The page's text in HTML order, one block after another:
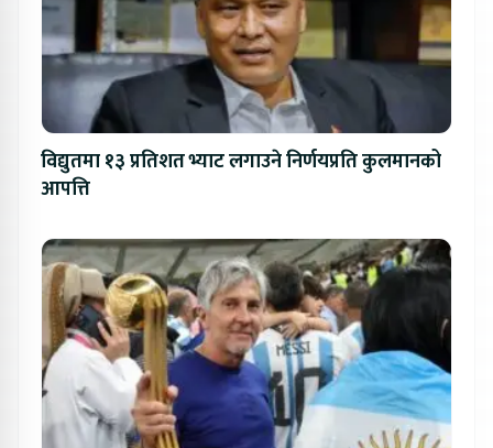
विद्युतमा १३ प्रतिशत भ्याट लगाउने निर्णयप्रति कुलमानको
आपत्ति